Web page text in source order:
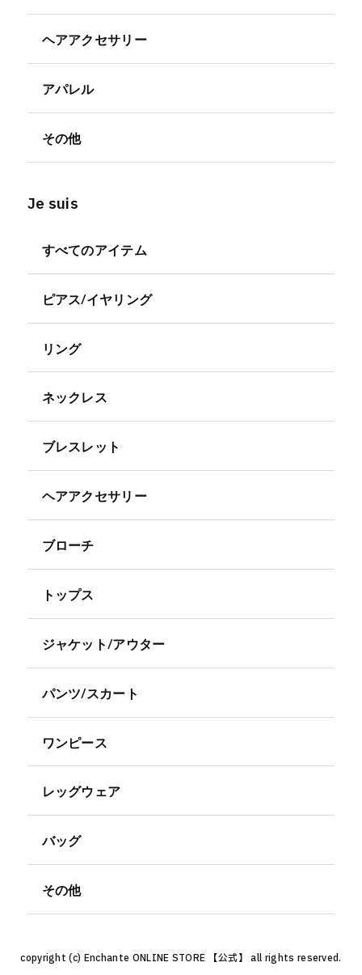
ヘアアクセサリー
アパレル
その他
Je suis
すべてのアイテム
ピアス/イヤリング
リング
ネックレス
ブレスレット
ヘアアクセサリー
ブローチ
トップス
ジャケット/アウター
パンツ/スカート
ワンピース
レッグウェア
バッグ
その他
copyright (c) Enchante ONLINE STORE 【公式】 all rights reserved.